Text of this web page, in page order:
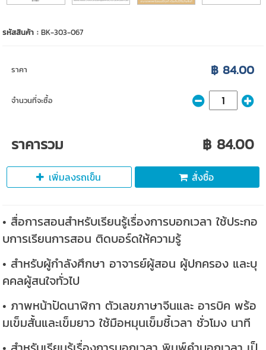
รหัสสินค้า :BK-303-067
ราคา ฿ 84.00
จำนวนที่จะซื้อ
ราคารวม ฿ 84.00
เพิ่มลงรถเข็น สั่งซื้อ
• สื่อการสอนสำหรับเรียนรู้เรื่องการบอกเวลา ใช้ประกอ
บการเรียนการสอน ติดบอร์ดให้ความรู้
• สำหรับผู้กำลังศึกษา อาจารย์ผู้สอน ผู้ปกครอง และบุ
คคลผู้สนใจทั่วไป
• ภาพหน้าปัดนาฬิกา ตัวเลขภาษาจีนและ อารบิค พร้อ
มเข็มสั้นและเข็มยาว ใช้มือหมุนเข็มชี้เวลา ชั่วโมง นาที